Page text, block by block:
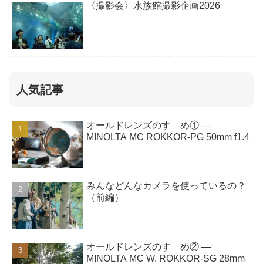
〈撮影会〉水族館撮影企画2026
人気記事
オールドレンズのすゝめ① ―
MINOLTA MC ROKKOR-PG 50mm f1.4
みんなどんなカメラを使っているの？
（前編）
オールドレンズのすゝめ② ―
MINOLTA MC W. ROKKOR-SG 28mm